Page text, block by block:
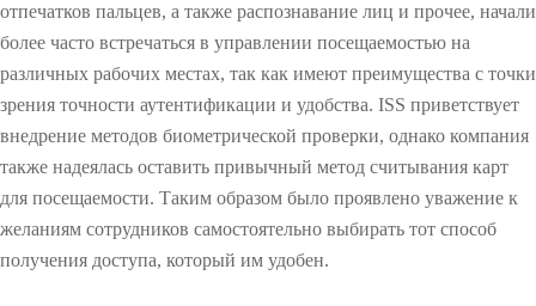
с
е
т
и
т
е
л
я
м
с
н
и
я
У
п
р
в
л
е
отпечатков пальцев, а также распознавание лиц и прочее, начали
более часто встречаться в управлении посещаемостью на
различных рабочих местах, так как имеют преимущества с точки
зрения точности аутентификации и удобства. ISS приветствует
внедрение методов биометрической проверки, однако компания
также надеялась оставить привычный метод считывания карт
для посещаемости. Таким образом было проявлено уважение к
желаниям сотрудников самостоятельно выбирать тот способ
получения доступа, который им удобен.